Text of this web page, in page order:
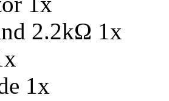
2.2kΩ 1x
1x